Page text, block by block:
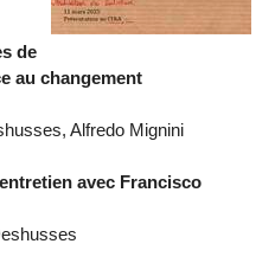
de
au changement
Alfredo Mignini
avec Francisco